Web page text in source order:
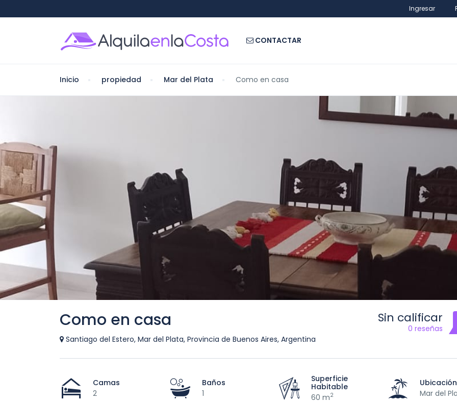
Ingresar
CONTACTAR
Inicio propiedad Mar del Plata Como en casa
Como en casa
Santiago del Estero, Mar del Plata, Provincia de Buenos Aires, Argentina
Sin calificar
0 reseñas
Camas
2
Baños
1
Superficie
Habitable
60 m2
Ubicación
Mar del